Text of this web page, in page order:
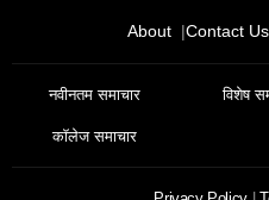
About Contact Us
नवीनतम समाचार विशेष
कॉलेज समाचार